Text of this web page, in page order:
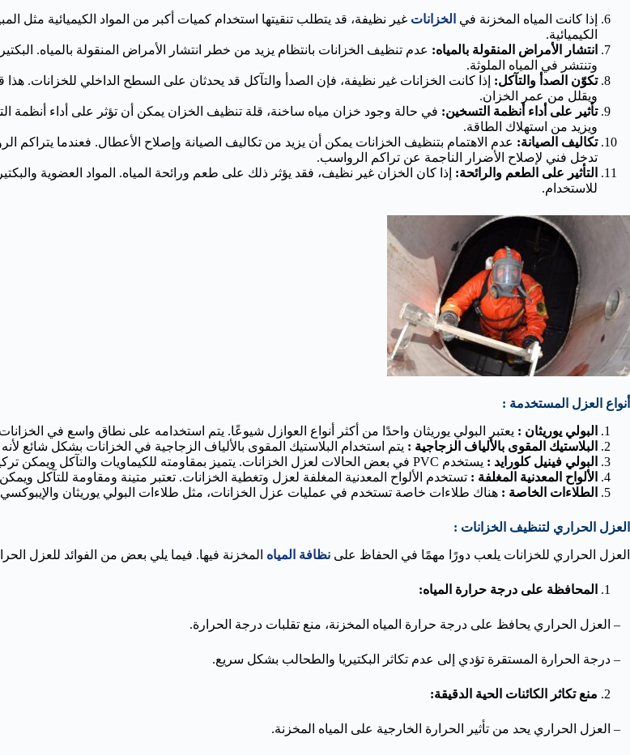
إذا كانت المياه المخزنة في الخزانات غير نظيفة، قد يتطلب تنقيتها استخدام كميات أكبر من المواد الكيميائية مثل
الكيميائية.
انتشار الأمراض المنقولة بالمياه: عدم تنظيف الخزانات بانتظام يزيد من خطر انتشار الأمراض المنقولة بالمياه.
وتنتشر في المياه الملوثة.
تكوّن الصدأ والتآكل: إذا كانت الخزانات غير نظيفة، فإن الصدأ والتآكل قد يحدثان على السطح الداخلي للخزانات.
ويقلل من عمر الخزان.
تأثير على أداء أنظمة التسخين: في حالة وجود خزان مياه ساخنة، قلة تنظيف الخزان يمكن أن تؤثر على أداء
ويزيد من استهلاك الطاقة.
تكاليف الصيانة: عدم الاهتمام بتنظيف الخزانات يمكن أن يزيد من تكاليف الصيانة وإصلاح الأعطال. فعندما
تدخل فني لإصلاح الأضرار الناجمة عن تراكم الرواسب.
التأثير على الطعم والرائحة: إذا كان الخزان غير نظيف، فقد يؤثر ذلك على طعم ورائحة المياه. المواد العضوية
للاستخدام.
أنواع العزل المستخدمة :
البولي يوريثان : يعتبر البولي يوريثان واحدًا من أكثر أنواع العوازل شيوعًا. يتم استخدامه على نطاق واسع في
البلاستيك المقوى بالألياف الزجاجية : يتم استخدام البلاستيك المقوى بالألياف الزجاجية في الخزانات بشكل شائع
البولي فينيل كلورايد : يستخدم PVC في بعض الحالات لعزل الخزانات. يتميز بمقاومته للكيماويات والتآكل ويمكن تركيبه بسهولة.
الألواح المعدنية المغلفة : تستخدم الألواح المعدنية المغلفة لعزل وتغطية الخزانات. تعتبر متينة ومقاومة للتآكل
الطلاءات الخاصة : هناك طلاءات خاصة تستخدم في عمليات عزل الخزانات، مثل طلاءات البولي يوريثان والإيبوكسي
العزل الحراري لتنظيف الخزانات :
العزل الحراري للخزانات يلعب دورًا مهمًا في الحفاظ على نظافة المياه المخزنة فيها. فيما يلي بعض من الفوائد للعزل
المحافظة على درجة حرارة المياه:
– العزل الحراري يحافظ على درجة حرارة المياه المخزنة، منع تقلبات درجة الحرارة.
– درجة الحرارة المستقرة تؤدي إلى عدم تكاثر البكتيريا والطحالب بشكل سريع.
منع تكاثر الكائنات الحية الدقيقة:
– العزل الحراري يحد من تأثير الحرارة الخارجية على المياه المخزنة.